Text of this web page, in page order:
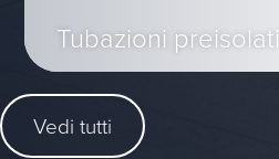
Tubazioni preisolati
Vedi tutti